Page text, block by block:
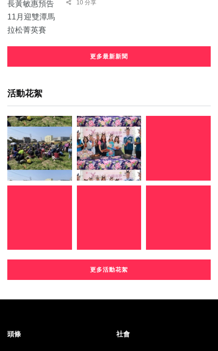
10 分享
更多最新新聞
活動花絮
更多活動花絮
頭條 社會